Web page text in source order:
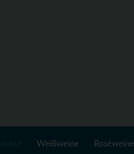
Weißweine Roséweine